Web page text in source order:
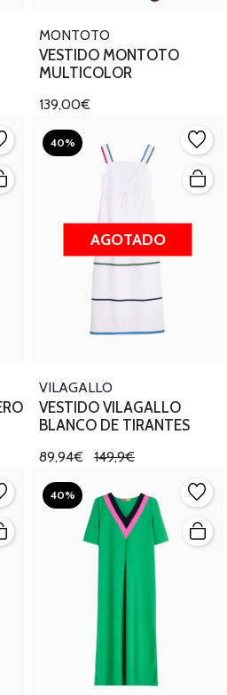
MONTOTO
VESTIDO MONTOTO
MULTICOLOR
139,00€
40%
AGOTADO
VILAGALLO
VESTIDO VILAGALLO
BLANCO DE TIRANTES
89,94€ 149,9€
40%